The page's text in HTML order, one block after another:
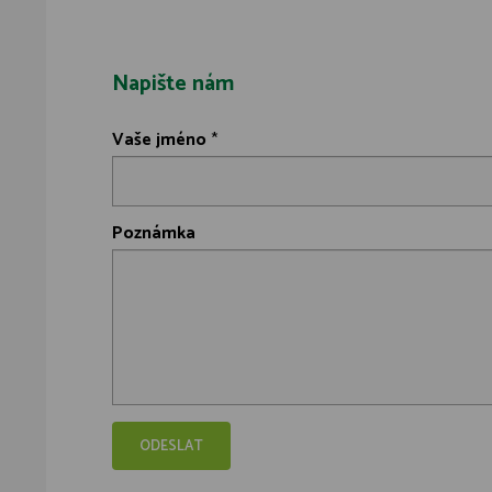
Napište nám
Vaše jméno *
Poznámka